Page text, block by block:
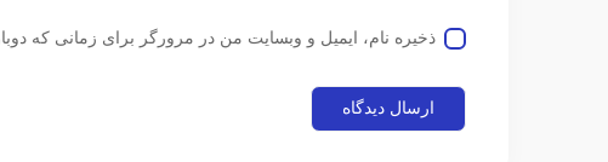
ذخیره نام، ایمیل و وبسایت من در مرورگر برای زمانی که